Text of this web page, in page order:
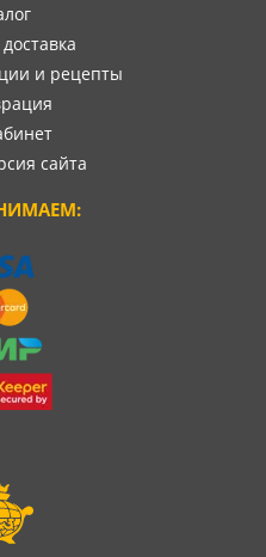
и рецепты
сайта